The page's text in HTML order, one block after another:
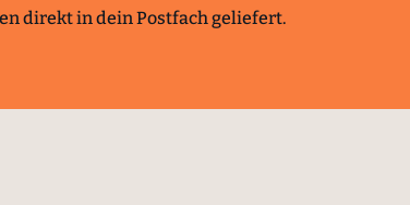
direkt in dein Postfach geliefert.